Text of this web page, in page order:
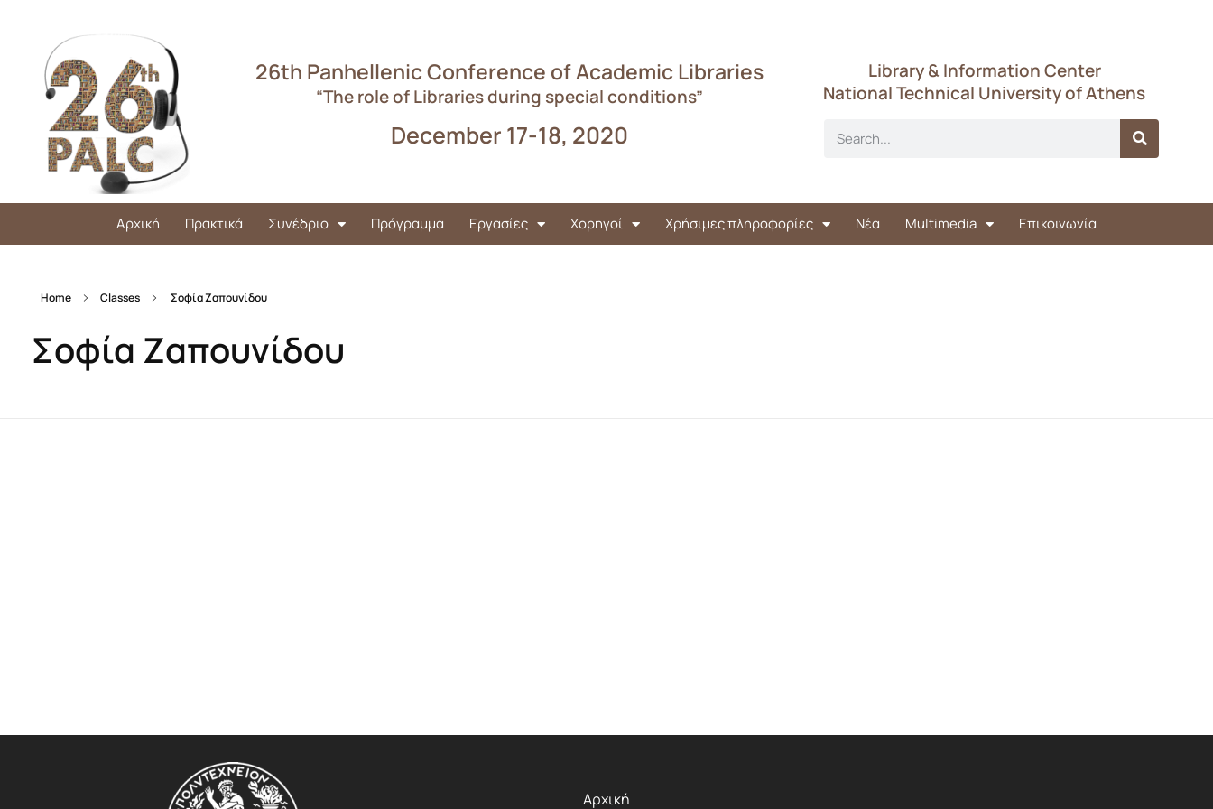
26th Panhellenic Conference of Academic Libraries
“The role of Libraries during special conditions”
December 17-18, 2020
Library & Information Center
National Technical University of Athens
Αρχική Πρακτικά Συνέδριο Πρόγραμμα Εργασίες Χορηγοί Χρήσιμες πληροφορίες Νέα Multimedia Επικοινωνία
Home Classes Σοφία Ζαπουνίδου
Σοφία Ζαπουνίδου
Αρχική